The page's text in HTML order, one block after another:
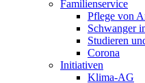
Familienservice
Pflege von
Schwanger
Studieren
Corona
Initiativen
Klima-AG